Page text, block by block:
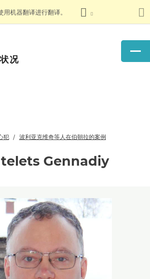
用机器翻译进行翻译。
况
犯 波利亚克维奇等人在伯朝拉的案例
Gennadiy